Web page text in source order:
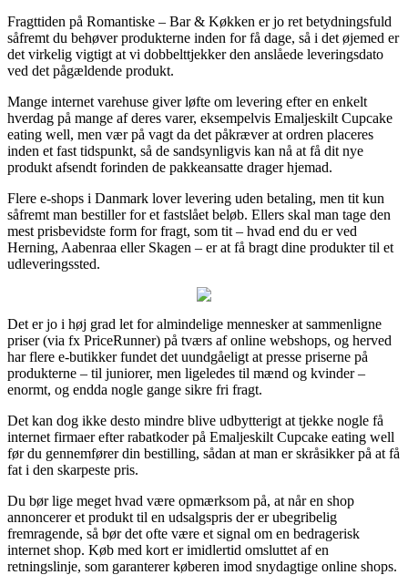
Fragttiden på Romantiske – Bar & Køkken er jo ret betydningsfuld
såfremt du behøver produkterne inden for få dage, så i det øjemed er
det virkelig vigtigt at vi dobbelttjekker den anslåede leveringsdato
ved det pågældende produkt.
Mange internet varehuse giver løfte om levering efter en enkelt
hverdag på mange af deres varer, eksempelvis Emaljeskilt Cupcake
eating well, men vær på vagt da det påkræver at ordren placeres
inden et fast tidspunkt, så de sandsynligvis kan nå at få dit nye
produkt afsendt forinden de pakkeansatte drager hjemad.
Flere e-shops i Danmark lover levering uden betaling, men tit kun
såfremt man bestiller for et fastslået beløb. Ellers skal man tage den
mest prisbevidste form for fragt, som tit – hvad end du er ved
Herning, Aabenraa eller Skagen – er at få bragt dine produkter til et
udleveringssted.
Det er jo i høj grad let for almindelige mennesker at sammenligne
priser (via fx PriceRunner) på tværs af online webshops, og herved
har flere e-butikker fundet det uundgåeligt at presse priserne på
produkterne – til juniorer, men ligeledes til mænd og kvinder –
enormt, og endda nogle gange sikre fri fragt.
Det kan dog ikke desto mindre blive udbytterigt at tjekke nogle få
internet firmaer efter rabatkoder på Emaljeskilt Cupcake eating well
før du gennemfører din bestilling, sådan at man er skråsikker på at få
fat i den skarpeste pris.
Du bør lige meget hvad være opmærksom på, at når en shop
annoncerer et produkt til en udsalgspris der er ubegribelig
fremragende, så bør det ofte være et signal om en bedragerisk
internet shop. Køb med kort er imidlertid omsluttet af en
retningslinje, som garanterer køberen imod snydagtige online shops.